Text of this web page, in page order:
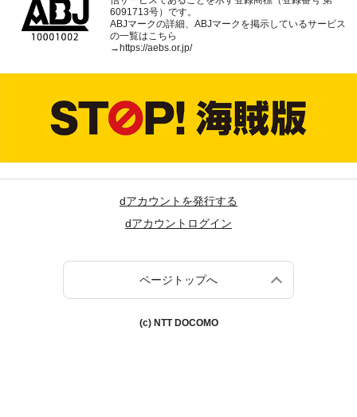
6091713号）です。
ABJマークの詳細、ABJマークを掲示しているサービス
の一覧はこちら
→ https://aebs.or.jp/
dアカウントを発行する
dアカウントログイン
ページトップへ
(c) NTT DOCOMO